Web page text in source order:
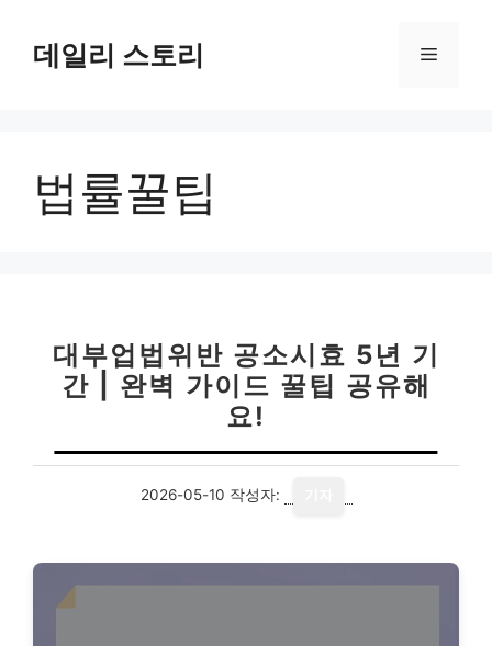
데일리 스토리 메
법률꿀팁
대부업법위반 공소시효 5년 기
간 | 완벽 가이드 꿀팁 공유해
요!
2026-05-10 작성자: